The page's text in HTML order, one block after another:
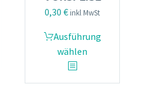
0,30 € inkl MwSt
Ausführung
wählen
Dieses
Produkt
weist
mehrere